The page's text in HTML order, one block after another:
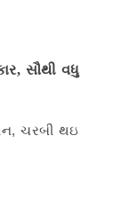
સૌથી વધુ